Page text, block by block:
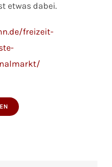
etwas dabei.
freizeit-